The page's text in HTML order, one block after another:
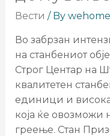
Вести / By
Во забрзан
на станбениот
Строг Центар на
квалитетен
единици и
која ќе
греење. Стан